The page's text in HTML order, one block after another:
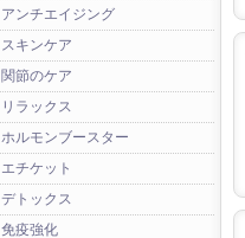
アンチエイジング
スキンケア
関節のケア
リラックス
ホルモンブースター
エチケット
デトックス
免疫強化